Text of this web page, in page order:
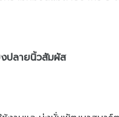
งปลายนิ้วสัมผัส